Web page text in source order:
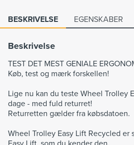
BESKRIVELSE EGENSKABER
Beskrivelse
TEST DET MEST GENIALE
Køb, test og mærk forskellen!
Lige nu kan du teste Wheel Trolley
dage - med fuld returret!
Returretten gælder fra købsdatoen.
Wheel Trolley Easy Lift Recycled er